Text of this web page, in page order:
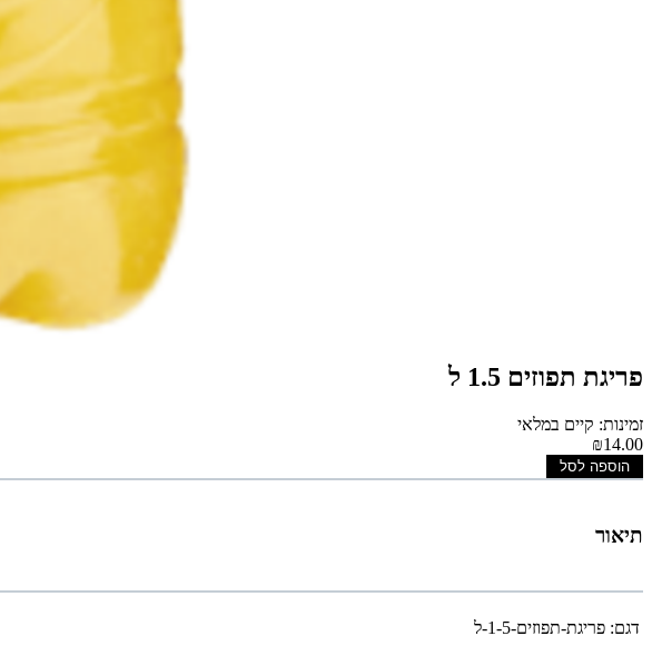
פריגת תפוזים 1.5 ל
זמינות: קיים במלאי
₪14.00
הוספה לסל
תיאור
דגם: פריגת-תפוזים-1-5-ל